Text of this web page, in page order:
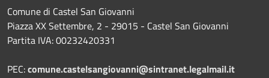
Comune di Castel San Giovanni
Piazza XX Settembre, 2 - 29015 - Castel San Giovanni
Partita IVA: 00232420331
PEC:comune.castelsangiovanni@sintranet.legalmail.it